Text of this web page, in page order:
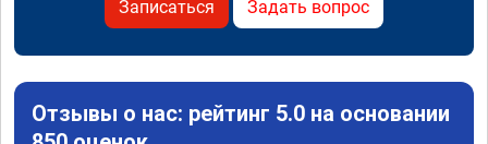
Записаться Задать вопрос
Отзывы о нас: рейтинг 5.0 на основании